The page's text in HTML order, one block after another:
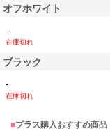
オフホワイト
-
在庫切れ
ブラック
-
在庫切れ
■プラス購入おすすめ商品